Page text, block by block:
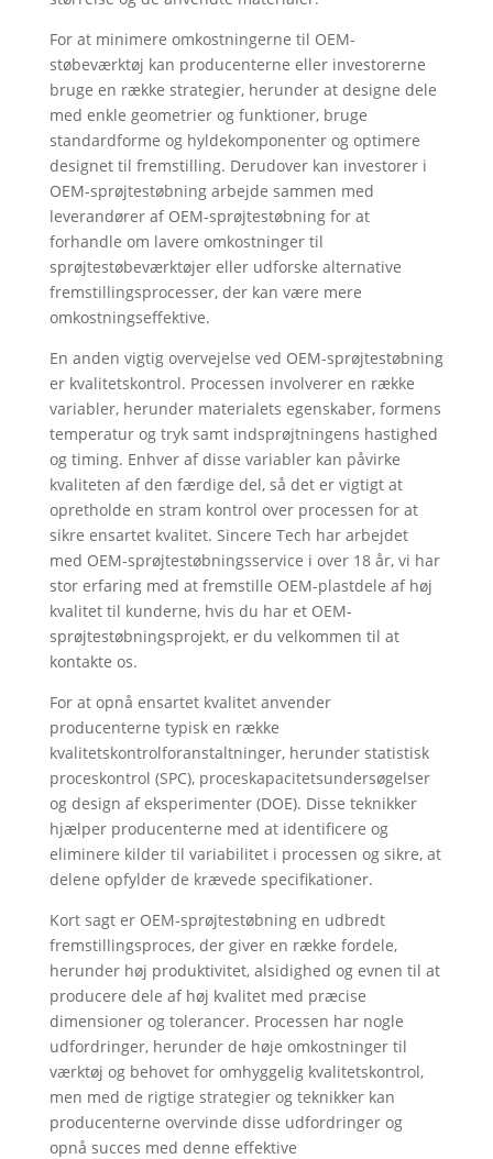
For at minimere omkostningerne til OEM-
støbeværktøj kan producenterne eller investorerne
bruge en række strategier, herunder at designe dele
med enkle geometrier og funktioner, bruge
standardforme og hyldekomponenter og optimere
designet til fremstilling. Derudover kan investorer i
OEM-sprøjtestøbning arbejde sammen med
leverandører af OEM-sprøjtestøbning for at
forhandle om lavere omkostninger til
sprøjtestøbeværktøjer eller udforske alternative
fremstillingsprocesser, der kan være mere
omkostningseffektive.
En anden vigtig overvejelse ved OEM-sprøjtestøbning
er kvalitetskontrol. Processen involverer en række
variabler, herunder materialets egenskaber, formens
temperatur og tryk samt indsprøjtningens hastighed
og timing. Enhver af disse variabler kan påvirke
kvaliteten af den færdige del, så det er vigtigt at
opretholde en stram kontrol over processen for at
sikre ensartet kvalitet. Sincere Tech har arbejdet
med OEM-sprøjtestøbningsservice i over 18 år, vi har
stor erfaring med at fremstille OEM-plastdele af høj
kvalitet til kunderne, hvis du har et OEM-
sprøjtestøbningsprojekt, er du velkommen til at
kontakte os.
For at opnå ensartet kvalitet anvender
producenterne typisk en række
kvalitetskontrolforanstaltninger, herunder statistisk
proceskontrol (SPC), proceskapacitetsundersøgelser
og design af eksperimenter (DOE). Disse teknikker
hjælper producenterne med at identificere og
eliminere kilder til variabilitet i processen og sikre, at
delene opfylder de krævede specifikationer.
Kort sagt er OEM-sprøjtestøbning en udbredt
fremstillingsproces, der giver en række fordele,
herunder høj produktivitet, alsidighed og evnen til at
producere dele af høj kvalitet med præcise
dimensioner og tolerancer. Processen har nogle
udfordringer, herunder de høje omkostninger til
værktøj og behovet for omhyggelig kvalitetskontrol,
men med de rigtige strategier og teknikker kan
producenterne overvinde disse udfordringer og
opnå succes med denne effektive